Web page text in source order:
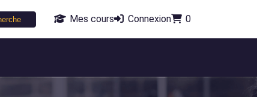
Mes cours Connexion 0